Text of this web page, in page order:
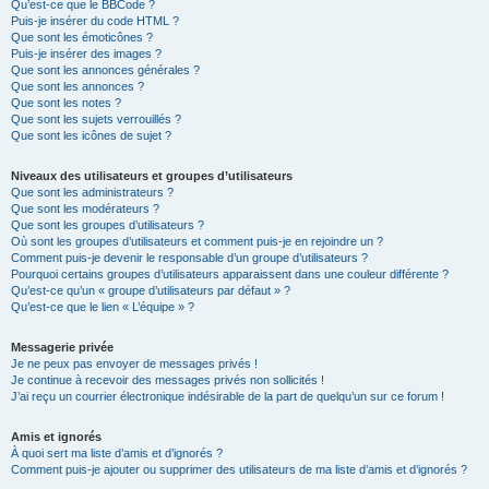
Qu’est-ce que le BBCode ?
Puis-je insérer du code HTML ?
Que sont les émoticônes ?
Puis-je insérer des images ?
Que sont les annonces générales ?
Que sont les annonces ?
Que sont les notes ?
Que sont les sujets verrouillés ?
Que sont les icônes de sujet ?
Niveaux des utilisateurs et groupes d’utilisateurs
Que sont les administrateurs ?
Que sont les modérateurs ?
Que sont les groupes d’utilisateurs ?
Où sont les groupes d’utilisateurs et comment puis-je en rejoindre un ?
Comment puis-je devenir le responsable d’un groupe d’utilisateurs ?
Pourquoi certains groupes d’utilisateurs apparaissent dans une couleur différente ?
Qu’est-ce qu’un « groupe d’utilisateurs par défaut » ?
Qu’est-ce que le lien « L’équipe » ?
Messagerie privée
Je ne peux pas envoyer de messages privés !
Je continue à recevoir des messages privés non sollicités !
J’ai reçu un courrier électronique indésirable de la part de quelqu’un sur ce forum !
Amis et ignorés
À quoi sert ma liste d’amis et d’ignorés ?
Comment puis-je ajouter ou supprimer des utilisateurs de ma liste d’amis et d’ignorés ?